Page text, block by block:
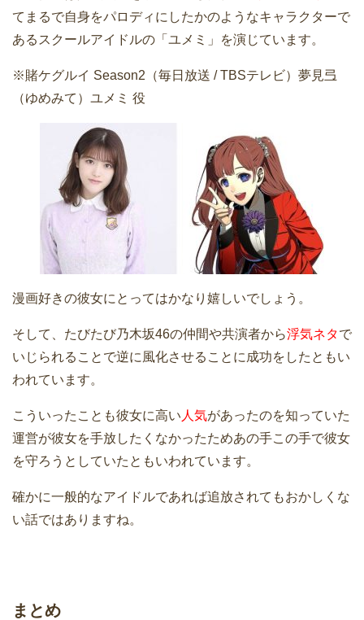
てまるで自身をパロディにしたかのようなキャラクターで
あるスクールアイドルの「ユメミ」を演じています。
※賭ケグルイ Season2（毎日放送 / TBSテレビ）夢見弖
（ゆめみて）ユメミ 役
漫画好きの彼女にとってはかなり嬉しいでしょう。
そして、たびたび乃木坂46の仲間や共演者から浮気ネタで
いじられることで逆に風化させることに成功をしたともい
われています。
こういったことも彼女に高い 人気があったのを知っていた
運営が彼女を手放したくなかったためあの手この手で彼女
を守ろうとしていたともいわれています。
確かに一般的なアイドルであれば追放されてもおかしくな
い話ではありますね。
まとめ